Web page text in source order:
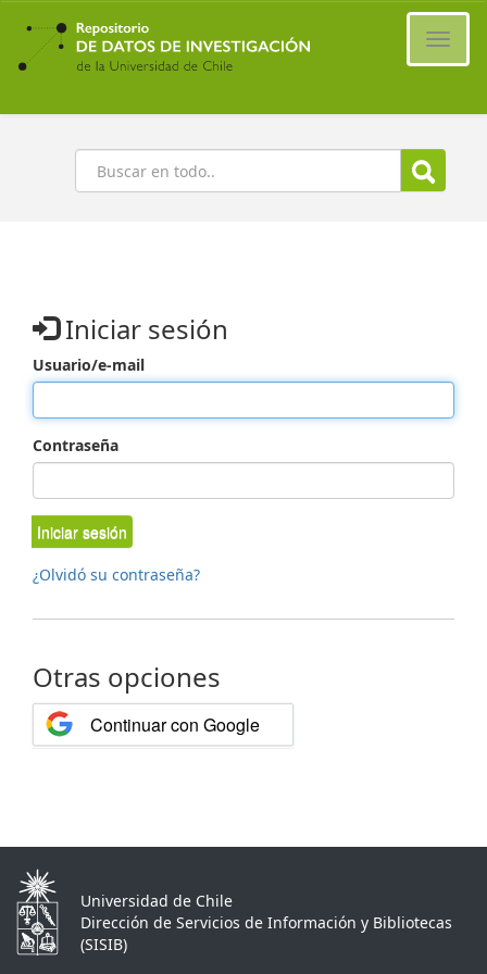
Ir
contenido
principal
Buscar
Iniciar sesión
Usuario/e-mail
Contraseña
Iniciar sesión
¿Olvidó su contraseña?
Otras opciones
Continuar con Google
Universidad de Chile
Dirección de Servicios de Información y Bibliotecas
(SISIB)